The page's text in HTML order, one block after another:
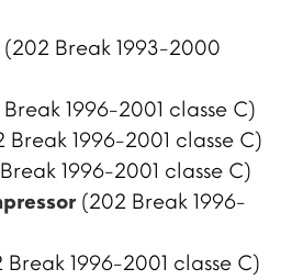
(202 Break 1993-2000
1996-2001 classe C)
Break 1996-2001 classe C)
1996-2001 classe C)
(202 Break 1996-
Break 1996-2001 classe C)